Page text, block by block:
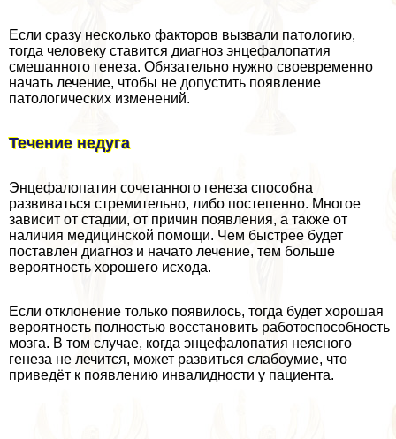
Если сразу несколько факторов вызвали патологию,
тогда человеку ставится диагноз энцефалопатия
смешанного генеза. Обязательно нужно своевременно
начать лечение, чтобы не допустить появление
патологических изменений.
Течение недуга
Энцефалопатия сочетанного генеза способна
развиваться стремительно, либо постепенно. Многое
зависит от стадии, от причин появления, а также от
наличия медицинской помощи. Чем быстрее будет
поставлен диагноз и начато лечение, тем больше
вероятность хорошего исхода.
Если отклонение только появилось, тогда будет хорошая
вероятность полностью восстановить работоспособность
мозга. В том случае, когда энцефалопатия неясного
генеза не лечится, может развиться слабоумие, что
приведёт к появлению инвалидности у пациента.